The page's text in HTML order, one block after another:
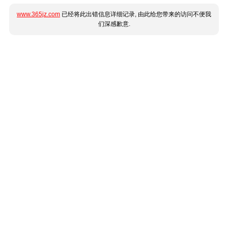
www.365jz.com 已经将此出错信息详细记录, 由此给您带来的访问不便我
们深感歉意.